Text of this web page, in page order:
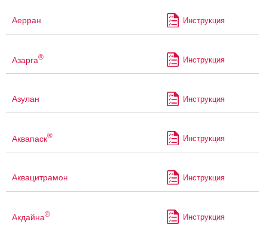
Аерран Инструкция
Азарга® Инструкция
Азулан Инструкция
Аквапаск® Инструкция
Аквацитрамон Инструкция
Акдайна® Инструкция